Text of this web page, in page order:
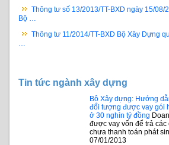
Thông tư số 13/2013/TT-BXD ngày 15/08/
Bộ …
Thông tư 11/2014/TT-BXD Bộ Xây Dựng
…
Tin tức ngành xây dựng
Bộ Xây dựng: Hướng
đối tượng được vay gói
ở 30 nghìn tỷ đồng
được vay vốn để trả các
chưa thanh toán phát
07/01/2013